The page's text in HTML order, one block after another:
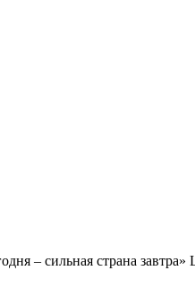
– сильная страна